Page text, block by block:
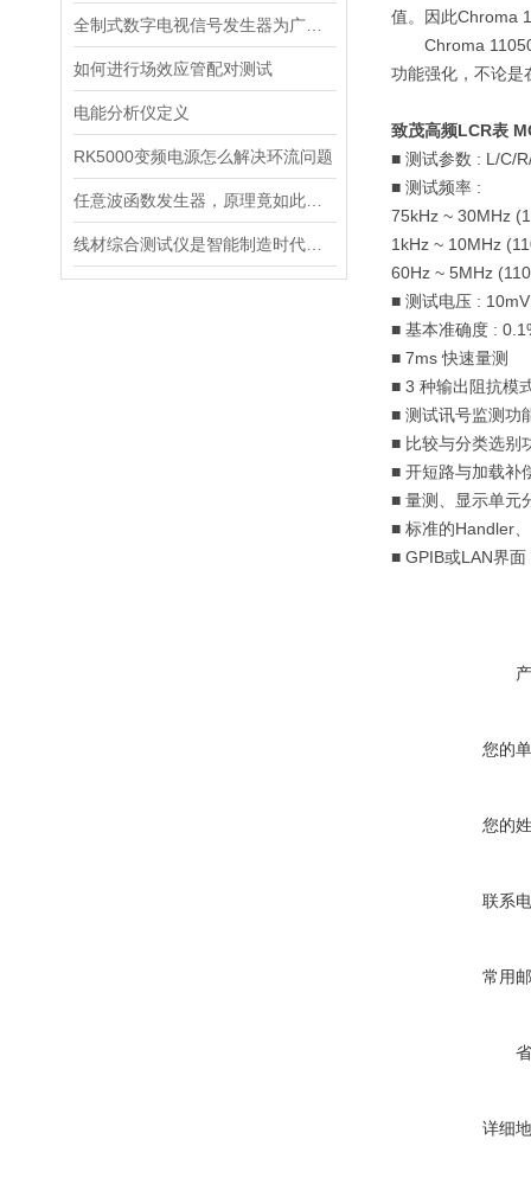
如何进行场效应管配对测试
电能分析仪定义
RK5000变频电源怎么解决环流问题
值。因此Chroma
Chroma
功能强化，不论是
致茂高频LCR表
■ 测试参数 : L/C/
■ 测试频率 :
75kHz ~ 30MHz
1kHz ~ 10MHz
60Hz ~ 5MHz
■ 测试电压 :
■ 基本准确度 :
■ 7ms快速量测
■ 3 种输出阻抗模
■ 测试讯号监测功
■ 比较与分类选别
■ 开短路与加载补
■ 量测、显示单元
■ 标准的Handler
■ GPIB或LAN界面
您的
您的
联系
常用
详细